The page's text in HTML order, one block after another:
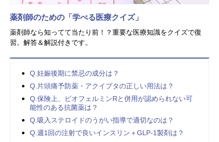
薬剤師のための「学べる医療クイズ」
薬剤師なら知ってて当たり前！？重要な医療知識をクイズで復
習。解答＆解説付きです。
Q.妊娠後期に禁忌の成分は？
Q.片頭痛予防薬・アクイプタの正しい用法は？
Q.保険上、ビオフェルミンRと併用が認められない可
能性のある抗菌薬は？
Q.吸入ステロイドのうがい指導で適切なのは？
Q.週1回の注射で良いインスリン＋GLP-1製剤は？